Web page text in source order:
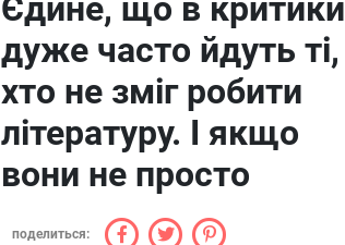
Єдине, що в критики
дуже часто йдуть ті,
хто не зміг робити
літературу. І якщо
вони не просто
поделиться: